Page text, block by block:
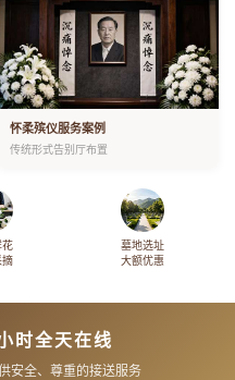
怀柔殡仪服务案例
传统形式告别厅布置
花
摘
墓地选址
大额优惠
时全天在线
安全、尊重的接送服务